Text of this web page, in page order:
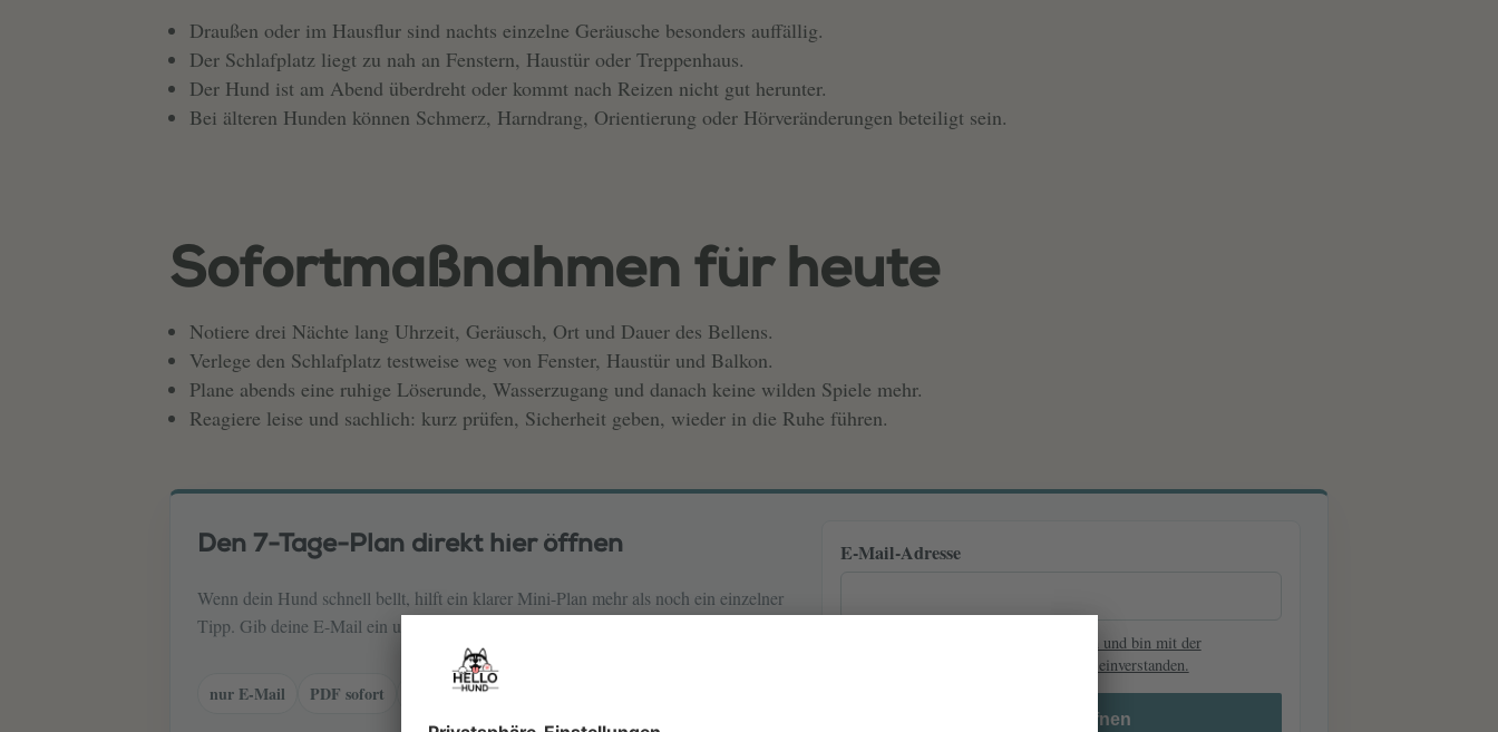
Draußen oder im Hausflur sind nachts einzelne Geräusche besonders auffällig.
Der Schlafplatz liegt zu nah an Fenstern, Haustür oder Treppenhaus.
Der Hund ist am Abend überdreht oder kommt nach Reizen nicht gut herunter.
Bei älteren Hunden können Schmerz, Harndrang, Orientierung oder Hörveränderungen beteiligt sein.
Sofortmaßnahmen für heute
Notiere drei Nächte lang Uhrzeit, Geräusch, Ort und Dauer des Bellens.
Verlege den Schlafplatz testweise weg von Fenster, Haustür und Balkon.
Plane abends eine ruhige Löserunde, Wasserzugang und danach keine wilden Spiele mehr.
Reagiere leise und sachlich: kurz prüfen, Sicherheit geben, wieder in die Ruhe führen.
Den 7-Tage-Plan direkt hier öffnen
Wenn dein Hund schnell bellt, hilft ein klarer Mini-Plan mehr als noch ein einzelner
Tipp. Gib deine E-Mail ein und öffne den PDF-Plan direkt im Browser.
nur E-Mail PDF sofort jederzeit abmeldbar
E-Mail-Adresse
Ich möchte den 7-Tage-Plan erhalten und bin mit der
Verarbeitung meiner Angaben dafür einverstanden.